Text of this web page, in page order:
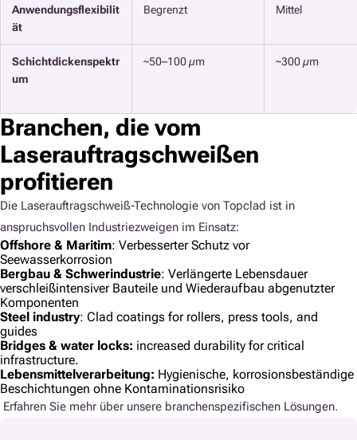
Anwendungsflexibilit
ät
Begrenzt Mittel
Schichtdickenspektr
um
~50–100 µm ~300 µm
Branchen, die vom
Laserauftragschweißen
profitieren
Die Laserauftragschweiß-Technologie von Topclad ist in
anspruchsvollen Industriezweigen im Einsatz:
Offshore & Maritim: Verbesserter Schutz vor
Seewasserkorrosion
Bergbau & Schwerindustrie: Verlängerte Lebensdauer
verschleißintensiver Bauteile und Wiederaufbau abgenutzter
Komponenten
Steel industry: Clad coatings for rollers, press tools, and
guides
Bridges & water locks: increased durability for critical
infrastructure.
Lebensmittelverarbeitung: Hygienische, korrosionsbeständige
Beschichtungen ohne Kontaminationsrisiko
Erfahren Sie mehr über unsere branchenspezifischen Lösungen.